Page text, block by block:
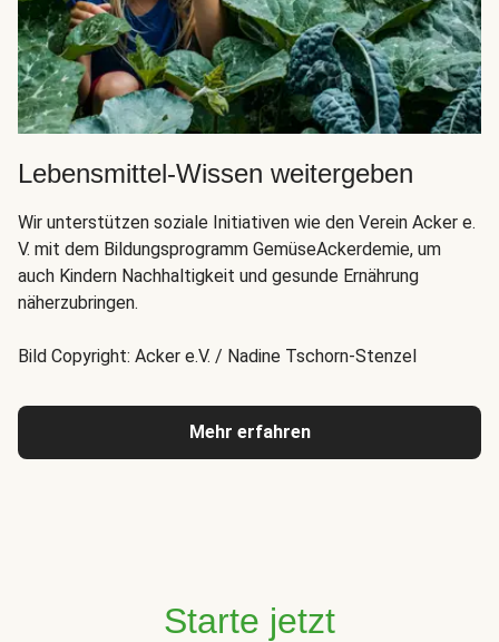
Lebensmittel-Wissen weitergeben
Wir unterstützen soziale Initiativen wie den Verein Acker e.
V. mit dem Bildungsprogramm GemüseAckerdemie, um
auch Kindern Nachhaltigkeit und gesunde Ernährung
näherzubringen.
Bild Copyright: Acker e.V. / Nadine Tschorn-Stenzel
Mehr erfahren
Starte jetzt